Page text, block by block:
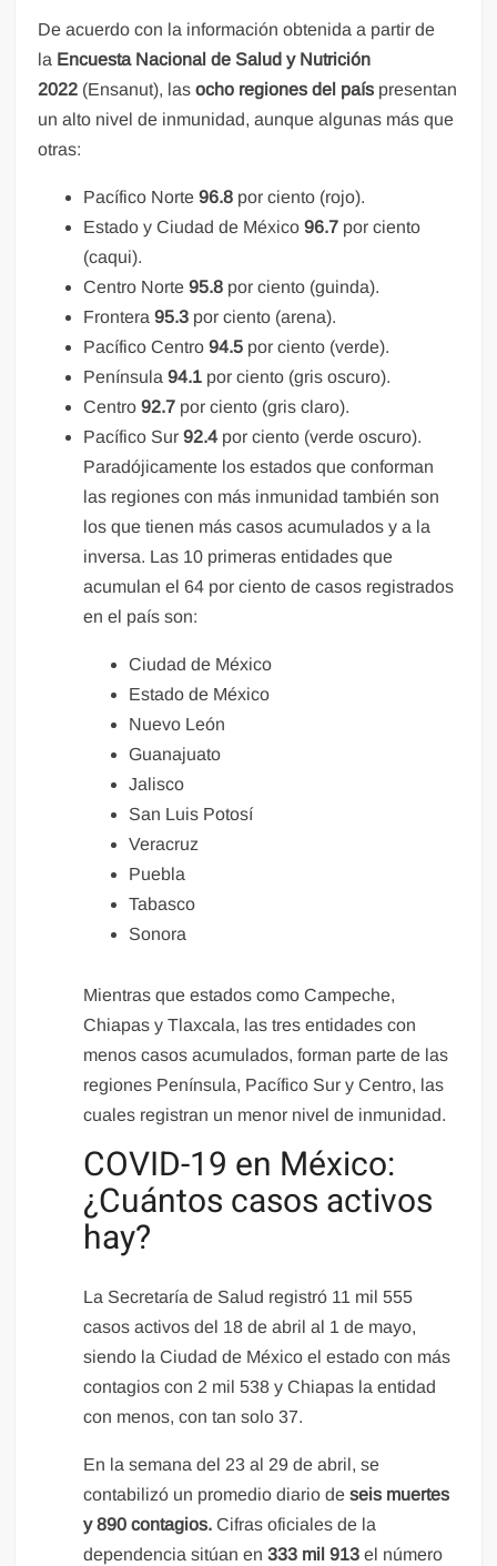
De acuerdo con la información obtenida a partir de
la Encuesta Nacional de Salud y Nutrición
2022 (Ensanut), lasocho regiones del país presentan
un alto nivel de inmunidad, aunque algunas más que
otras:
Pacífico Norte96.8 por ciento (rojo).
Estado y Ciudad de México96.7 por ciento
(caqui).
Centro Norte95.8 por ciento (guinda).
Frontera95.3 por ciento (arena).
Pacífico Centro94.5 por ciento (verde).
Península94.1 por ciento (gris oscuro).
Centro92.7 por ciento (gris claro).
Pacífico Sur92.4 por ciento (verde oscuro).
Paradójicamente los estados que conforman
las regiones con más inmunidad también son
los que tienen más casos acumulados y a la
inversa. Las 10 primeras entidades que
acumulan el 64 por ciento de casos registrados
en el país son:
Ciudad de México
Estado de México
Nuevo León
Guanajuato
Jalisco
San Luis Potosí
Veracruz
Puebla
Tabasco
Sonora
Mientras que estados como Campeche,
Chiapas y Tlaxcala, las tres entidades con
menos casos acumulados, forman parte de las
regiones Península, Pacífico Sur y Centro, las
cuales registran un menor nivel de inmunidad.
COVID-19 en México:
¿Cuántos casos activos
hay?
La Secretaría de Salud registró 11 mil 555
casos activos del 18 de abril al 1 de mayo,
siendo la Ciudad de México el estado con más
contagios con 2 mil 538 y Chiapas la entidad
con menos, con tan solo 37.
En la semana del 23 al 29 de abril, se
contabilizó un promedio diario de seis muertes
y 890 contagios.Cifras oficiales de la
dependencia sitúan en333 mil 913el número